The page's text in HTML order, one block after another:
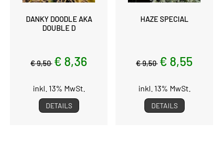
DANKY DOODLE AKA
DOUBLE D
€ 9,50 € 8,36
inkl. 13% MwSt.
DETAILS
HAZE SPECIAL
€ 9,50 € 8,55
inkl. 13% MwSt.
DETAILS